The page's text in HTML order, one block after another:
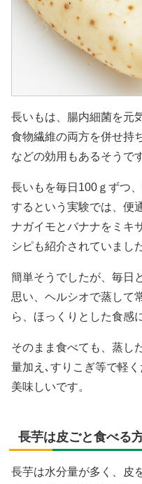
長いもは、腸内細菌を元
食物繊維の両方を併せ持
などの効用もあるそうで
長いもを毎日100ｇずつ
するという実験では、便
ナガイモとバナナをミキ
シピも紹介されていまし
簡単そうでしたが、毎日
思い、ヘルシオで蒸して
ら、ほっくりとした食感
そのまま食べても、蒸し
量加え､すりこぎ等で軽
美味しいです。
長芋は皮ごと食べる
長芋は水分量が多く、皮